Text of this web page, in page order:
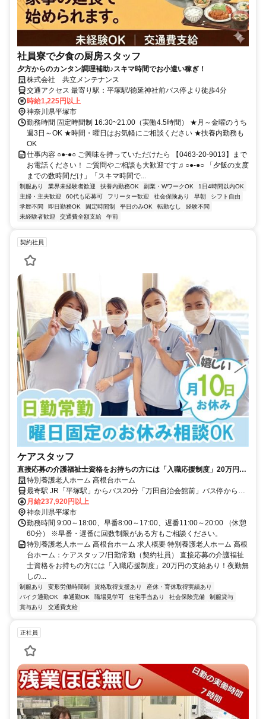
社員寮で夕食の厨房スタッフ
夕方からのカンタン調理補助♪スキマ時間でお小遣い稼ぎ！
株式会社 共立メンテナンス
交通アクセス 最寄り駅：平塚駅/徳延神社前バス停より徒歩4分
時給1,225円以上
神奈川県平塚市
勤務時間 固定時間制 16:30~21:00（実働4.5時間） ★月～金曜のうち
週3日～OK ★時間・曜日はお気軽にご相談ください ★扶養内勤務も
OK
仕事内容 ○●-●○ ご興味を持っていただけたら 【0463-20-9013】まで
お電話ください！ ご質問やご相談も大歓迎です♫ ○●-●○ 「夕飯の支度
までの数時間だけ」「スキマ時間で...
制服あり 業界未経験者歓迎 扶養内勤務OK 副業・WワークOK
1日4時間以内OK
主婦・主夫歓迎
60代も応募可 フリーター歓迎 社会保険あり 早朝
シフト自由
学歴不問
即日勤務OK 固定時間制 平日のみOK 転勤なし
経験不問
未経験者歓迎
交通費全額支給 午前
契約社員
ケアスタッフ
直接応募の介護福祉士資格をお持ちの方には「入職応援制度」20万円の
支給あり！夜勤無しの日勤のみ◎採用強化中【平塚市・平塚駅、特別養
護老人ホーム、ケアスタッフ、日勤常勤（契約職員）】
特別養護老人ホーム 高根台ホーム
最寄駅 JR「平塚駅」からバス20分「万田自治会館前」バス停から徒
歩5分、または車15分
月給237,920円以上
神奈川県平塚市
勤務時間 9:00～18:00、早番8:00～17:00、遅番11:00～20:00 （休憩
60分） ※早番・遅番に回数制限がある方もご相談ください。
特別養護老人ホーム 高根台ホーム 求人概要 特別養護老人ホーム 高根
台ホーム：ケアスタッフ/日勤常勤（契約社員） 直接応募の介護福祉
士資格をお持ちの方には「入職応援制度」20万円の支給あり！夜勤無
しの...
制服あり 変形労働時間制 資格取得支援あり
産休・育休取得実績あり
バイク通勤OK
車通勤OK 職場見学可 住宅手当あり 社会保険完備
制服貸与
賞与あり
交通費支給
正社員